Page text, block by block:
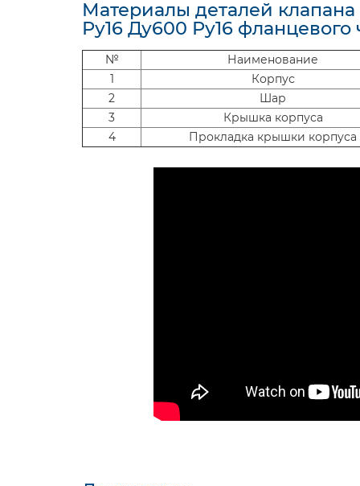
Материалы деталей
Ру16 Ду600 Ру16 фланцевого
№
Наименование
1
Корпус
2
Шар
3
Крышка корпуса
4
Прокладка крышки корпуса